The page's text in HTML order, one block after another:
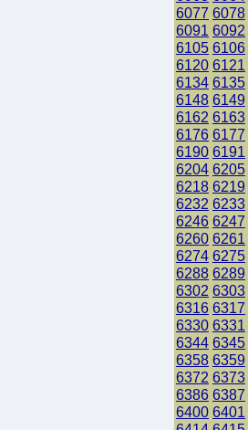
6077 6078
6091 6092
6105 6106
6120 6121
6134 6135
6148 6149
6162 6163
6176 6177
6190 6191
6204 6205
6218 6219
6232 6233
6246 6247
6260 6261
6274 6275
6288 6289
6302 6303
6316 6317
6330 6331
6344 6345
6358 6359
6372 6373
6386 6387
6400 6401